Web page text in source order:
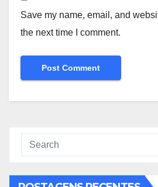
Save my name, email, and
the next time I comment.